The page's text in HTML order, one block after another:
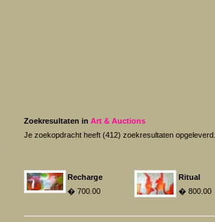
Zoekresultaten in Art & Auctions
Je zoekopdracht heeft (412) zoekresultaten opgeleverd.
Recharge
� 700.00
Ritual
� 800.00